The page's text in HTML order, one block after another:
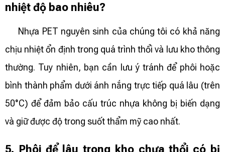
nhiệt độ bao nhiêu?
Nhựa PET nguyên sinh của chúng tôi có khả năng
chịu nhiệt ổn định trong quá trình thổi và lưu kho thông
thường. Tuy nhiên, bạn cần lưu ý tránh để phôi hoặc
bình thành phẩm dưới ánh nắng trực tiếp quá lâu (trên
50°C) để đảm bảo cấu trúc nhựa không bị biến dạng
và giữ được độ trong suốt thẩm mỹ cao nhất.
5. Phôi để lâu trong kho chưa thổi có bị